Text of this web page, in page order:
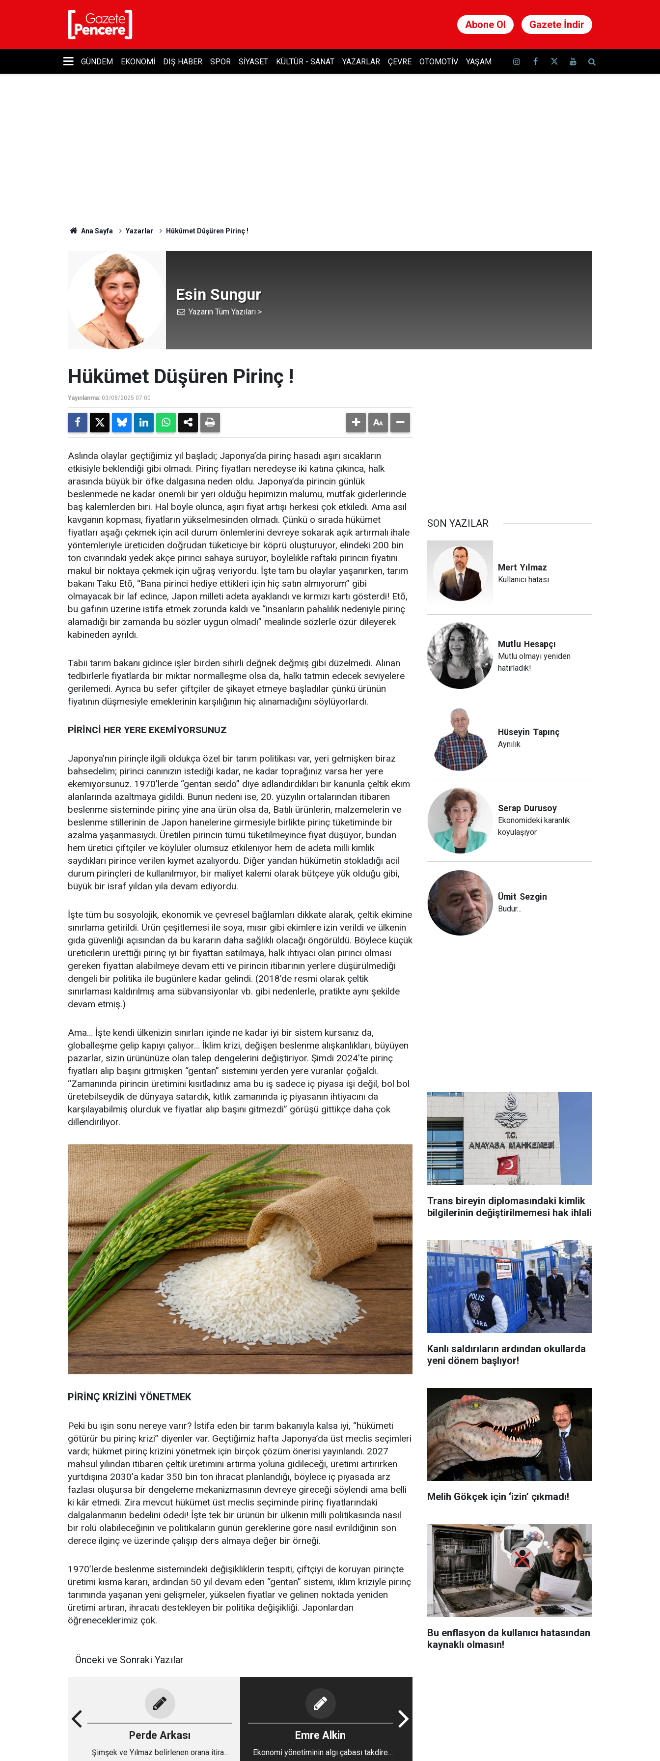
Abone Ol Gazete İndir
GÜNDEM EKONOMI DIŞ HABER SPOR SIYASET KÜLTÜR - SANAT YAZARLAR ÇEVRE OTOMOTIV YAŞAM
Ana Sayfa Yazarlar Hükümet Düşüren Pirinç !
Esin Sungur
Yazarın Tüm Yazıları >
Hükümet Düşüren Pirinç !
Yayınlanma: 03/08/2025 07:00
Aslında olaylar geçtiğimiz yıl başladı; Japonya’da pirinç hasadı aşırı sıcakların
etkisiyle beklendiği gibi olmadı. Pirinç fiyatları neredeyse iki katına çıkınca, halk
arasında büyük bir öfke dalgasına neden oldu. Japonya’da pirincin günlük
beslenmede ne kadar önemli bir yeri olduğu hepimizin malumu, mutfak giderlerinde
baş kalemlerden biri. Hal böyle olunca, aşırı fiyat artışı herkesi çok etkiledi. Ama asıl
kavganın kopması, fiyatların yükselmesinden olmadı. Çünkü o sırada hükümet
fiyatları aşağı çekmek için acil durum önlemlerini devreye sokarak açık artırmalı ihale
yöntemleriyle üreticiden doğrudan tüketiciye bir köprü oluşturuyor, elindeki 200 bin
ton civarındaki yedek akçe pirinci sahaya sürüyor, böylelikle raftaki pirincin fiyatını
makul bir noktaya çekmek için uğraş veriyordu. İşte tam bu olaylar yaşanırken, tarım
bakanı Taku Etō, “Bana pirinci hediye ettikleri için hiç satın almıyorum” gibi
olmayacak bir laf edince, Japon milleti adeta ayaklandı ve kırmızı kartı gösterdi! Etō,
bu gafının üzerine istifa etmek zorunda kaldı ve “insanların pahalılık nedeniyle pirinç
alamadığı bir zamanda bu sözler uygun olmadı” mealinde sözlerle özür dileyerek
kabineden ayrıldı.
Tabii tarım bakanı gidince işler birden sihirli değnek değmiş gibi düzelmedi. Alınan
tedbirlerle fiyatlarda bir miktar normalleşme olsa da, halkı tatmin edecek seviyelere
gerilemedi. Ayrıca bu sefer çiftçiler de şikayet etmeye başladılar çünkü ürünün
fiyatının düşmesiyle emeklerinin karşılığının hiç alınamadığını söylüyorlardı.
PİRİNCİ HER YERE EKEMİYORSUNUZ
Japonya’nın pirinçle ilgili oldukça özel bir tarım politikası var, yeri gelmişken biraz
bahsedelim; pirinci canınızın istediği kadar, ne kadar toprağınız varsa her yere
ekemiyorsunuz. 1970’lerde “gentan seido” diye adlandırdıkları bir kanunla çeltik ekim
alanlarında azaltmaya gidildi. Bunun nedeni ise, 20. yüzyılın ortalarından itibaren
beslenme sisteminde pirinç yine ana ürün olsa da, Batılı ürünlerin, malzemelerin ve
beslenme stillerinin de Japon hanelerine girmesiyle birlikte pirinç tüketiminde bir
azalma yaşanmasıydı. Üretilen pirincin tümü tüketilmeyince fiyat düşüyor, bundan
hem üretici çiftçiler ve köylüler olumsuz etkileniyor hem de adeta milli kimlik
saydıkları pirince verilen kıymet azalıyordu. Diğer yandan hükümetin stokladığı acil
durum pirinçleri de kullanılmıyor, bir maliyet kalemi olarak bütçeye yük olduğu gibi,
büyük bir israf yıldan yıla devam ediyordu.
İşte tüm bu sosyolojik, ekonomik ve çevresel bağlamları dikkate alarak, çeltik ekimine
sınırlama getirildi. Ürün çeşitlemesi ile soya, mısır gibi ekimlere izin verildi ve ülkenin
gıda güvenliği açısından da bu kararın daha sağlıklı olacağı öngörüldü. Böylece küçük
üreticilerin ürettiği pirinç iyi bir fiyattan satılmaya, halk ihtiyacı olan pirinci olması
gereken fiyattan alabilmeye devam etti ve pirincin itibarının yerlere düşürülmediği
dengeli bir politika ile bugünlere kadar gelindi. (2018’de resmi olarak çeltik
sınırlaması kaldırılmış ama sübvansiyonlar vb. gibi nedenlerle, pratikte aynı şekilde
devam etmiş.)
Ama… İşte kendi ülkenizin sınırları içinde ne kadar iyi bir sistem kursanız da,
globalleşme gelip kapıyı çalıyor… İklim krizi, değişen beslenme alışkanlıkları, büyüyen
pazarlar, sizin ürününüze olan talep dengelerini değiştiriyor. Şimdi 2024’te pirinç
fiyatları alıp başını gitmişken “gentan” sistemini yerden yere vuranlar çoğaldı.
“Zamanında pirincin üretimini kısıtladınız ama bu iş sadece iç piyasa işi değil, bol bol
üretebilseydik de dünyaya satardık, kıtlık zamanında iç piyasanın ihtiyacını da
karşılayabilmiş olurduk ve fiyatlar alıp başını gitmezdi” görüşü gittikçe daha çok
dillendiriliyor.
PİRİNÇ KRİZİNİ YÖNETMEK
Peki bu işin sonu nereye varır? İstifa eden bir tarım bakanıyla kalsa iyi, “hükümeti
götürür bu pirinç krizi” diyenler var. Geçtiğimiz hafta Japonya’da üst meclis seçimleri
vardı; hükmet pirinç krizini yönetmek için birçok çözüm önerisi yayınlandı. 2027
mahsul yılından itibaren çeltik üretimini artırma yoluna gidileceği, üretimi artırırken
yurtdışına 2030’a kadar 350 bin ton ihracat planlandığı, böylece iç piyasada arz
fazlası oluşursa bir dengeleme mekanizmasının devreye gireceği söylendi ama belli
ki kâr etmedi. Zira mevcut hükümet üst meclis seçiminde pirinç fiyatlarındaki
dalgalanmanın bedelini ödedi! İşte tek bir ürünün bir ülkenin milli politikasında nasıl
bir rolü olabileceğinin ve politikaların günün gereklerine göre nasıl evrildiğinin son
derece ilginç ve üzerinde çalışıp ders almaya değer bir örneği.
1970’lerde beslenme sistemindeki değişikliklerin tespiti, çiftçiyi de koruyan pirinçte
üretimi kısma kararı, ardından 50 yıl devam eden “gentan” sistemi, iklim kriziyle pirinç
tarımında yaşanan yeni gelişmeler, yükselen fiyatlar ve gelinen noktada yeniden
üretimi artıran, ihracatı destekleyen bir politika değişikliği. Japonlardan
öğreneceklerimiz çok.
Önceki ve Sonraki Yazılar
Perde Arkası
Şimşek ve Yılmaz belirlenen orana itiraz
Emre Alkin
Ekonomi yönetiminin algı çabası takdire
SON YAZILAR
Mert Yılmaz
Kullanıcı hatası
Mutlu Hesapçı
Mutlu olmayı yeniden
hatırladık!
Hüseyin Tapınç
Aynılık
Serap Durusoy
Ekonomideki karanlık
koyulaşıyor
Ümit Sezgin
Budur...
Trans bireyin diplomasındaki kimlik
bilgilerinin değiştirilmemesi hak ihlali
Kanlı saldırıların ardından okullarda
yeni dönem başlıyor!
Melih Gökçek için ‘izin’ çıkmadı!
Bu enflasyon da kullanıcı hatasından
kaynaklı olmasın!